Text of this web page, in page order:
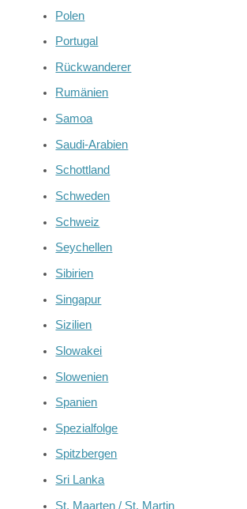
Polen
Portugal
Rückwanderer
Rumänien
Samoa
Saudi-Arabien
Schottland
Schweden
Schweiz
Seychellen
Sibirien
Singapur
Sizilien
Slowakei
Slowenien
Spanien
Spezialfolge
Spitzbergen
Sri Lanka
St. Maarten / St. Martin